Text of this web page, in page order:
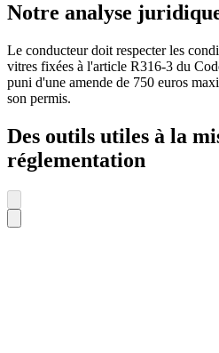
Notre analyse
Le conducteur doit respecter les
vitres fixées à l'article R316-3 du
puni d'une amende de 750 euros
son permis.
Des outils utiles à la
réglementation